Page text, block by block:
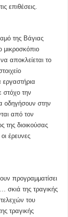
επιθέσεις.
της Βάγιας
αποκλείεται το
εργαστήρια
στόχο την
οδηγήσουν στην
από τον
της διοικούσας
έρευνες
προγραμματίσει
σκιά της τραγικής
του
τραγικής